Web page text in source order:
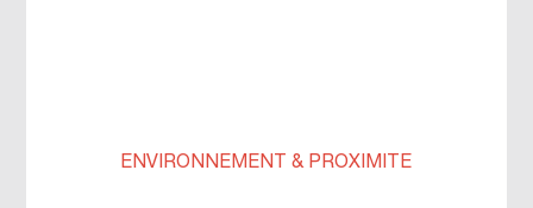
ENVIRONNEMENT & PROXIMITÉ